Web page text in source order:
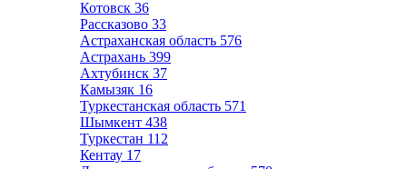
Котовск 36
Рассказово 33
Астраханская область 576
Астрахань 399
Ахтубинск 37
Камызяк 16
Туркестанская область 571
Шымкент 438
Туркестан 112
Кентау 17